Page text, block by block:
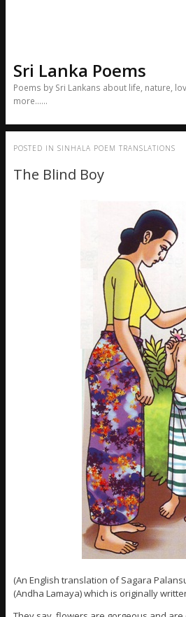
Sri Lanka Poems
Poems by Sri Lankans about life, nature,
more……
POSTED IN SINHALA POEM TRANSLATIONS
The Blind Boy
(An English translation of Sagara
(Andha Lamaya) which is originally